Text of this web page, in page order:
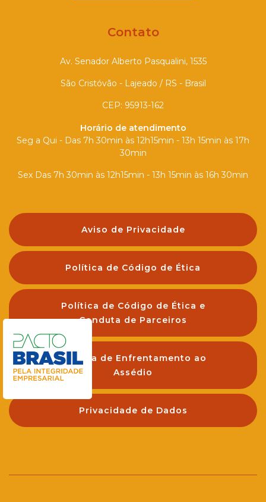
Contato
Av. Senador Alberto Pasqualini, 1535
São Cristóvão - Lajeado / RS - Brasil
CEP: 95913-162
Horário de atendimento
Seg a Qui - Das 7h 30min às 12h15min - 13h 15min às 17h
30min
Sex Das 7h 30min às 12h15min - 13h 15min às 16h 30min
Aviso de Privacidade
Política de Código de Ética
Política de Código de Ética e
Conduta de Parceiros
Política de Enfrentamento ao
Assédio
Privacidade de Dados